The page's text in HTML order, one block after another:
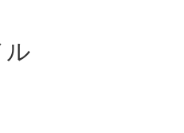
ル